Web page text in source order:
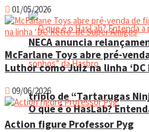
NECA anuncia
triplo de “Tartarugas
O que é o HasLab?
01/05/2026
McFarlane Toys abre pré-
Luthor como Juiz na linha ‘DC
09/06/2026
Action figure Professor Pyg